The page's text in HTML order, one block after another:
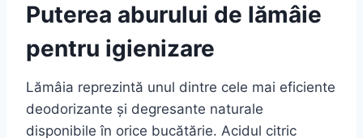
Puterea aburului de lămâie
pentru igienizare
Lămâia reprezintă unul dintre cele mai eficiente
deodorizante și degresante naturale
disponibile în orice bucătărie. Acidul citric